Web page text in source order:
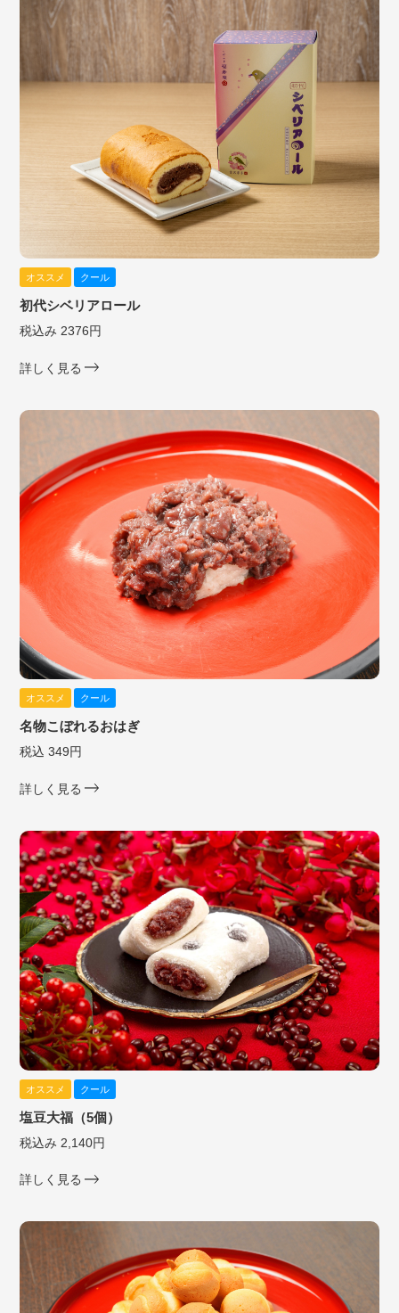
オススメ クール
初代シベリアロール
税込み 2376円
詳しく見る
オススメ クール
名物こぼれるおはぎ
税込 349円
詳しく見る
オススメ クール
塩豆大福（5個）
税込み 2,140円
詳しく見る